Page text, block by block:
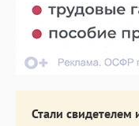
Стали свидетелем